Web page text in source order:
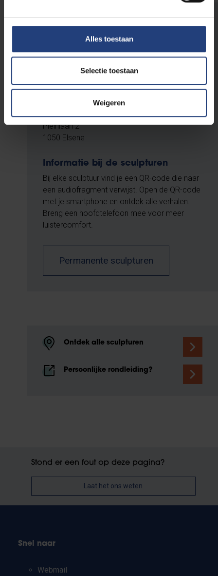
Alles toestaan
Selectie toestaan
Weigeren
Plan je bezoek
Het Humanistisch Sculpturenpark is 24/7
Er is parkeermogelijkheid en het terrein is
rolstoeltoegankelijk.
VUB Main Campus
Pleinlaan 2
1050 Elsene
Informatie bij de sculpturen
Bij elke sculptuur vind je een QR-code die naar
een audiofragment verwijst. Open de QR-code
met je smartphone en ontdek alle verhalen.
Breng een hoofdtelefoon mee voor meer
luistercomfort.
Permanente sculpturen
Ontdek alle sculpturen
Persoonlijke rondleiding?
Stond er een fout op deze pagina?
Laat het ons weten
Snel naar
Webmail